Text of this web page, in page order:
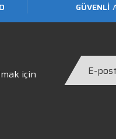
GÜVENLİ
için